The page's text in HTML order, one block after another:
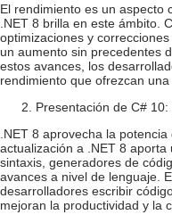
El rendimiento es un aspecto
.NET 8 brilla en este ámbito.
optimizaciones y
un aumento sin precedentes
estos avances, los
rendimiento que ofrezcan
Presentación de C#
.NET 8 aprovecha la
actualización a .NET 8 aporta
sintaxis, generadores de
avances a nivel de lenguaje.
desarrolladores escribir
mejoran la productividad y la